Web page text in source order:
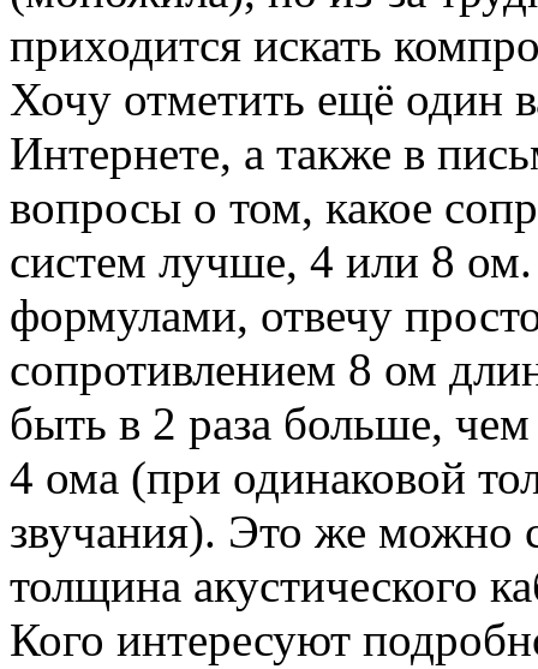
приходится искать
Хочу отметить ещё один
Интернете, а также в
вопросы о том, какое
систем лучше, 4 или 8
формулами, отвечу
сопротивлением 8 ом
быть в 2 раза больше,
4 ома (при одинаковой
звучания). Это же можно
толщина акустического
Кого интересуют